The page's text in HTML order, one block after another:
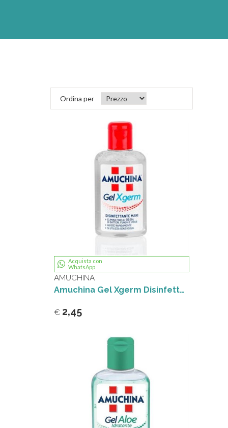
Ordina per
Acquista con
WhatsApp
AMUCHINA
Amuchina Gel Xgerm Disinfettante Mani 80 ml
€ 2,45